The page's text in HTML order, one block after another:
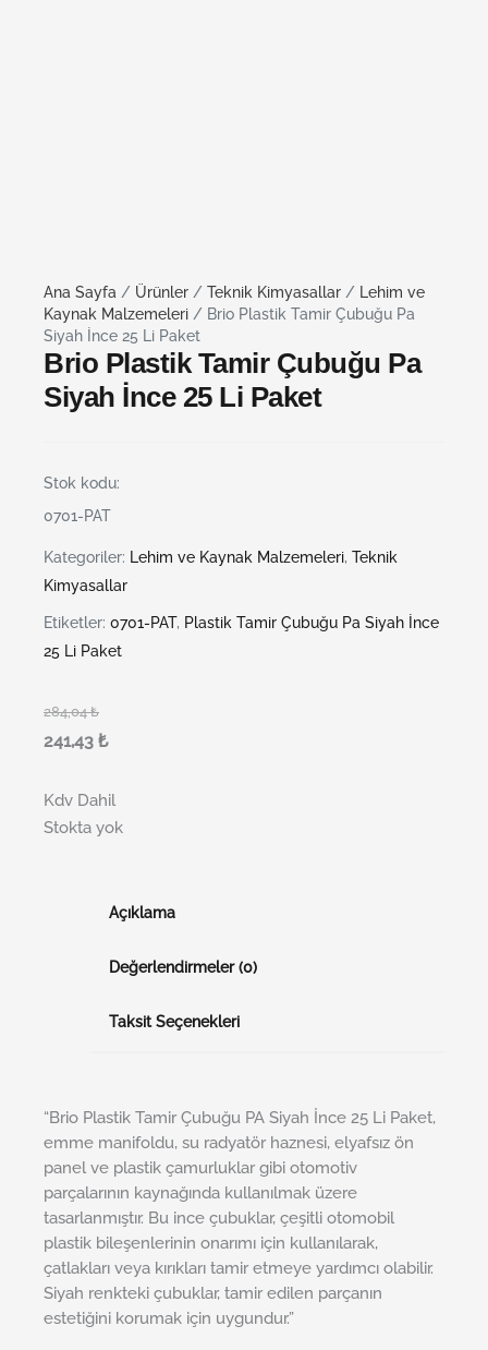
Ana Sayfa / Ürünler / Teknik Kimyasallar / Lehim ve
Kaynak Malzemeleri / Brio Plastik Tamir Çubuğu Pa
Siyah İnce 25 Li Paket
Brio Plastik Tamir Çubuğu Pa
Siyah İnce 25 Li Paket
Stok kodu:
0701-PAT
Kategoriler: Lehim ve Kaynak Malzemeleri, Teknik
Kimyasallar
Etiketler: 0701-PAT, Plastik Tamir Çubuğu Pa Siyah İnce
25 Li Paket
284,04₺
241,43 ₺
Kdv Dahil
Stokta yok
Açıklama
Değerlendirmeler (0)
Taksit Seçenekleri
“Brio Plastik Tamir Çubuğu PA Siyah İnce 25 Li Paket,
emme manifoldu, su radyatör haznesi, elyafsız ön
panel ve plastik çamurluklar gibi otomotiv
parçalarının kaynağında kullanılmak üzere
tasarlanmıştır. Bu ince çubuklar, çeşitli otomobil
plastik bileşenlerinin onarımı için kullanılarak,
çatlakları veya kırıkları tamir etmeye yardımcı olabilir.
Siyah renkteki çubuklar, tamir edilen parçanın
estetiğini korumak için uygundur.”